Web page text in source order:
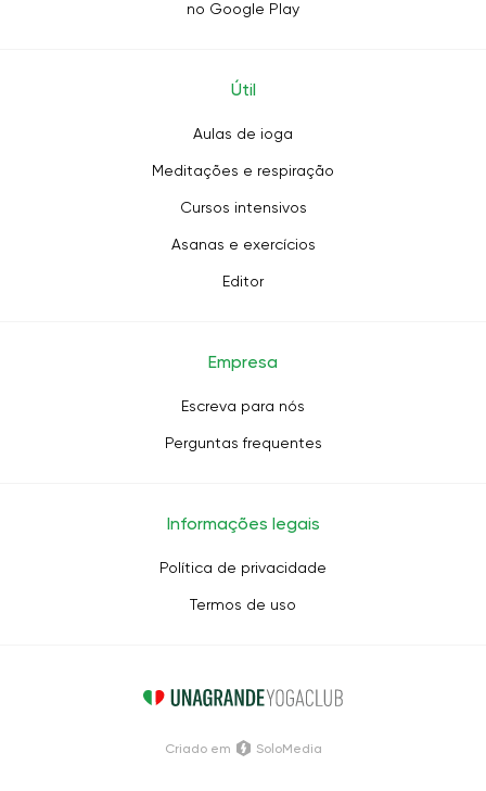
no Google Play
Útil
Aulas de ioga
Meditações e respiração
Cursos intensivos
Asanas e exercícios
Editor
Empresa
Escreva para nós
Perguntas frequentes
Informações legais
Política de privacidade
Termos de uso
Criado em SoloMedia